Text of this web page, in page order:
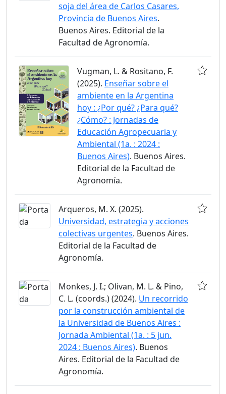
soja del área de Carlos Casares,
Provincia de Buenos Aires.
Buenos Aires. Editorial de la
Facultad de Agronomía.
Vugman, L. & Rositano, F.
(2025). Enseñar sobre el
ambiente en la Argentina
hoy : ¿Por qué? ¿Para qué?
¿Cómo? : Jornadas de
Educación Agropecuaria y
Ambiental (1a. : 2024 :
Buenos Aires). Buenos Aires.
Editorial de la Facultad de
Agronomía.
Arqueros, M. X. (2025).
Universidad, estrategia y acciones
colectivas urgentes. Buenos Aires.
Editorial de la Facultad de
Agronomía.
Monkes, J. I.; Olivan, M. L. & Pino,
C. L. (coords.) (2024). Un recorrido
por la construcción ambiental de
la Universidad de Buenos Aires :
Jornada Ambiental (1a. : 5 jun.
2024 : Buenos Aires). Buenos
Aires. Editorial de la Facultad de
Agronomía.